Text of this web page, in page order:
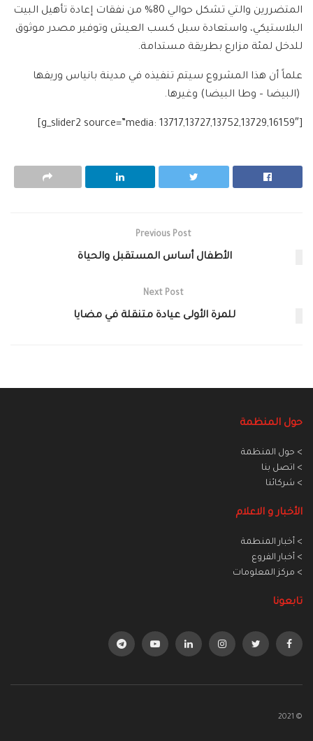
المتضررين والتي تشكل حوالي 80% من نفقات إعادة تأهيل البيت
البلاستيكي، واستعادة سبل كسب العيش وتوفير مصدر موثوق
للدخل لمئة مزارع بطريقة مستدامة.
علماً أن هذا المشروع سيتم تنفيذه في مدينة بانياس وريفها
(البيضا – وطا البيضا) وغيرها.
[g_slider2 source=”media: 13717,13727,13752,13729,16159″]
Previous Post
الأطفال أساس المستقبل والحياة
Next Post
للمرة الأولى عيادة متنقلة في مضايا‎
حول المنظمة
> حول المنظمة
> اتصل بنا
> شركائنا
الأخبار و الاعلام
> أخبار المنطمة
> أخبار الفروع
> مركز المعلومات
تابعونا
© 2021